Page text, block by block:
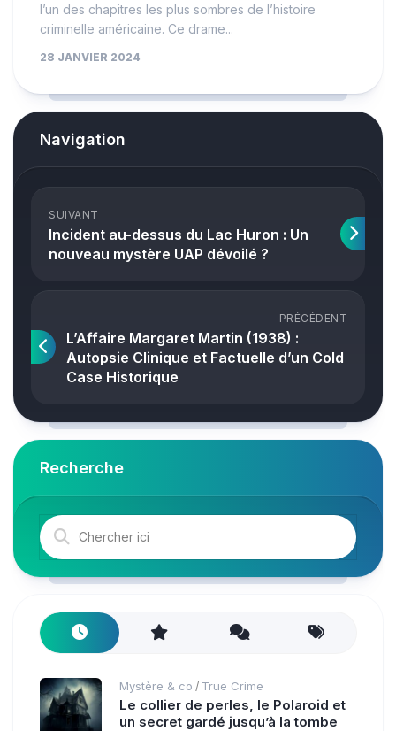
l’un des chapitres les plus sombres de l’histoire
criminelle américaine. Ce drame...
28 JANVIER 2024
Navigation
SUIVANT
Incident au-dessus du Lac Huron : Un
nouveau mystère UAP dévoilé ?
PRÉCÉDENT
L’Affaire Margaret Martin (1938) :
Autopsie Clinique et Factuelle d’un Cold
Case Historique
Recherche
Mystère & co / True Crime
Le collier de perles, le Polaroid et
un secret gardé jusqu’à la tombe